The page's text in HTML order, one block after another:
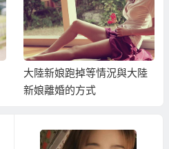
大陸新娘跑掉等情況與大陸
新娘離婚的方式